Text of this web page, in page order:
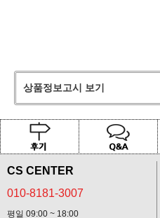
상품정보고시 보기
CS CENTER
010-8181-3007
평일 09:00 ~ 18:00